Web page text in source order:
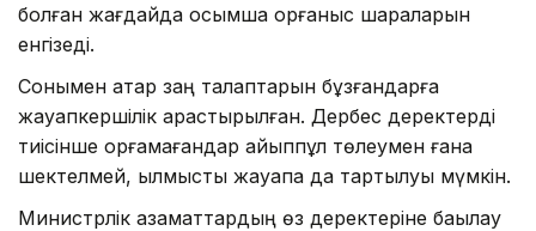
болған жағдайда қосымша қорғаныс шараларын
енгізеді.
Сонымен қатар заң талаптарын бұзғандарға
жауапкершілік қарастырылған. Дербес деректерді
тиісінше қорғамағандар айыппұл төлеумен ғана
шектелмей, қылмыстық жауапқа да тартылуы мүмкін.
Министрлік азаматтардың өз деректеріне бақылау